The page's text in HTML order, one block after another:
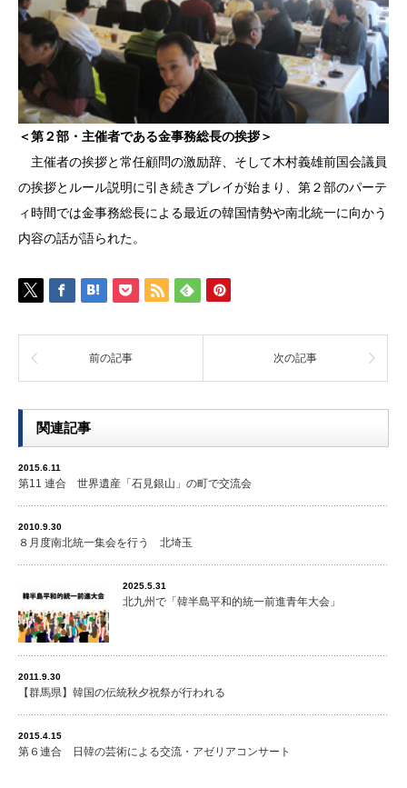
＜第２部・主催者である金事務総長の挨拶＞
主催者の挨拶と常任顧問の激励辞、そして木村義雄前国会議員
の挨拶とルール説明に引き続きプレイが始まり、第２部のパーテ
ィ時間では金事務総長による最近の韓国情勢や南北統一に向かう
内容の話が語られた。
前の記事 次の記事
関連記事
2015.6.11
第11 連合 世界遺産「石見銀山」の町で交流会
2010.9.30
８月度南北統一集会を行う 北埼玉
2025.5.31
北九州で「韓半島平和的統一前進青年大会」
2011.9.30
【群馬県】韓国の伝統秋夕祝祭が行われる
2015.4.15
第６連合 日韓の芸術による交流・アゼリアコンサート